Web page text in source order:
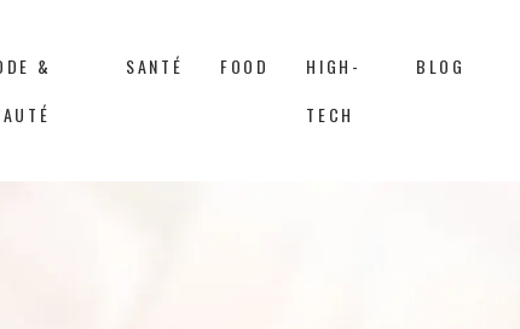
&
SANTÉ FOOD
HIGH-
TECH
BLOG